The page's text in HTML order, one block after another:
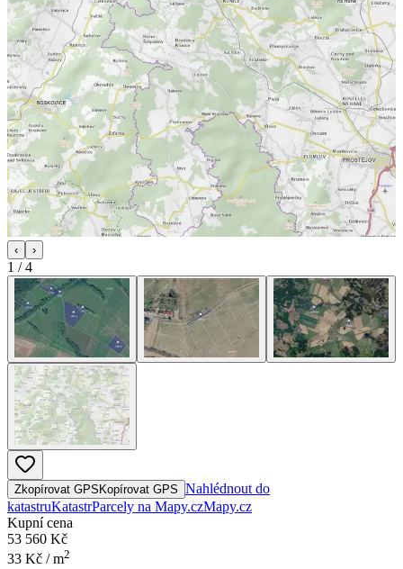
‹ ›
1 /4
Zkopírovat GPSKopírovat GPS Nahlédnout do
katastruKatastrParcely na Mapy.czMapy.cz
Kupní cena
53 560 Kč
33 Kč / m2